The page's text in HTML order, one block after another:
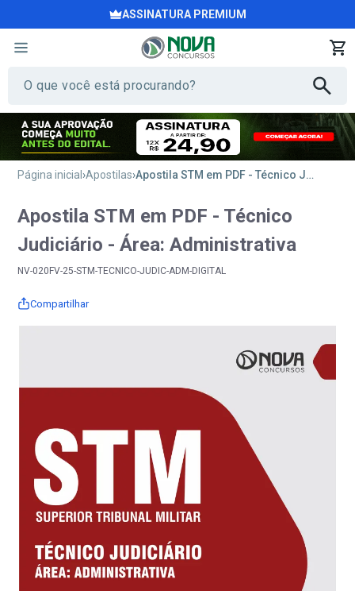
ASSINATURA PREMIUM
Página inicial Apostilas Apostila STM em PDF - Técnico Judiciário - Área: Administrativa
Apostila STM em PDF - Técnico
Judiciário - Área: Administrativa
NV-020FV-25-STM-TECNICO-JUDIC-ADM-DIGITAL
Compartilhar